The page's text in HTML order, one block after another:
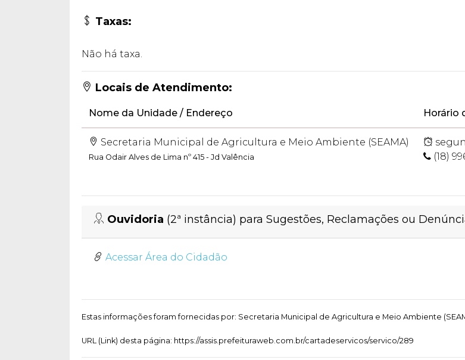
Taxas:
Não há taxa.
Locais de Atendimento:
Nome da Unidade / Endereço Horário
Secretaria Municipal de Agricultura e Meio Ambiente (SEAMA)
Rua Odair Alves de Lima nº 415 - Jd Valência
(18)
Ouvidoria (2ª instância) para Sugestões, Reclamações ou
Acessar Área do Cidadão
Estas informações foram fornecidas por: Secretaria Municipal de Agricultura e Meio Ambiente
URL (Link) desta página: https://assis.prefeituraweb.com.br/cartadeservicos/servico/289